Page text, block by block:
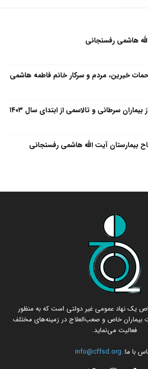
هاشمی رفسنجانی
خیرین، مردم و سرکار خانم فاطمه هاشمی
سرطانی و تالاسمی از ابتدای سال ۱۴۰۳
بیمارستان آیت الله هاشمی‌ رفسنجانی
یک نهاد عمومی غیر دولتی است که به منظور
بیماران خاص و صعب‌العلاج در زمینه‌های مختلف
فعالیت می‌نماید.
با ما: info@cffsd.org